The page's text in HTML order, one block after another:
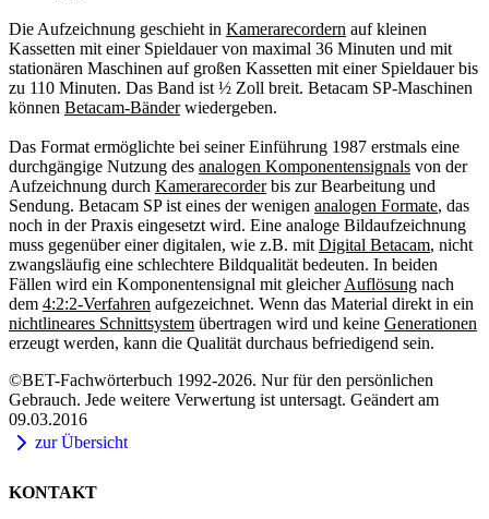
Die Aufzeichnung geschieht in Kamerarecordern auf kleinen
Kassetten mit einer Spieldauer von maximal 36 Minuten und mit
stationären Maschinen auf großen Kassetten mit einer Spieldauer bis
zu 110 Minuten. Das Band ist ½ Zoll breit. Betacam SP-Maschinen
können Betacam-Bänderwiedergeben.
Das Format ermöglichte bei seiner Einführung 1987 erstmals eine
durchgängige Nutzung des analogen Komponentensignals von der
Aufzeichnung durch Kamerarecorderbis zur Bearbeitung und
Sendung. Betacam SP ist eines der wenigen analogen Formate, das
noch in der Praxis eingesetzt wird. Eine analoge Bildaufzeichnung
muss gegenüber einer digitalen, wie z.B. mit Digital Betacam, nicht
zwangsläufig eine schlechtere Bildqualität bedeuten. In beiden
Fällen wird ein Komponentensignal mit gleicherAuflösung nach
dem 4:2:2-Verfahren aufgezeichnet. Wenn das Material direkt in ein
nichtlineares Schnittsystem übertragen wird und keine Generationen
erzeugt werden, kann die Qualität durchaus befriedigend sein.
©BET-Fachwörterbuch 1992-2026. Nur für den persönlichen
Gebrauch. Jede weitere Verwertung ist untersagt. Geändert am
09.03.2016
zur Übersicht
KONTAKT